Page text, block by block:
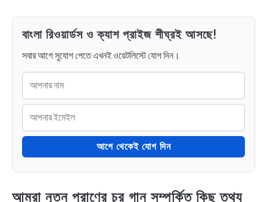
বাংলা রিওয়ার্ডস ও ক্যাশ প্রাইজ শীঘ্রই আসছে!
সবার আগে সুযোগ পেতে এখনই ওয়েটলিস্টে যোগ দিন।
আগে থেকেই যোগ দিন
আমরা নূতন প্রাণের চর গান সম্পর্কিত কিছু তথ্য